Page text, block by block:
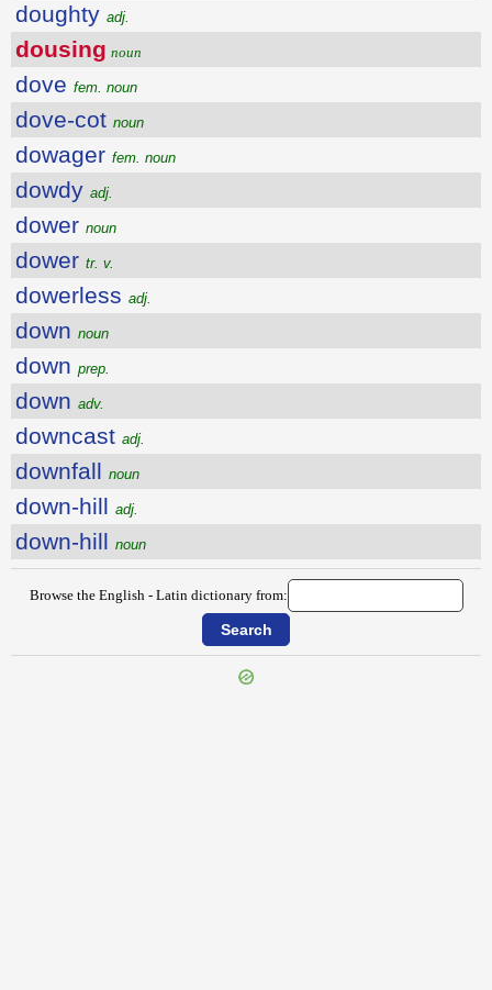
doughty adj.
dousing noun
dove fem. noun
dove-cot noun
dowager fem. noun
dowdy adj.
dower noun
dower tr. v.
dowerless adj.
down noun
down prep.
down adv.
downcast adj.
downfall noun
down-hill adj.
down-hill noun
Browse the English - Latin dictionary from: